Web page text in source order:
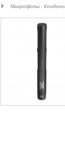
Микрофоны -